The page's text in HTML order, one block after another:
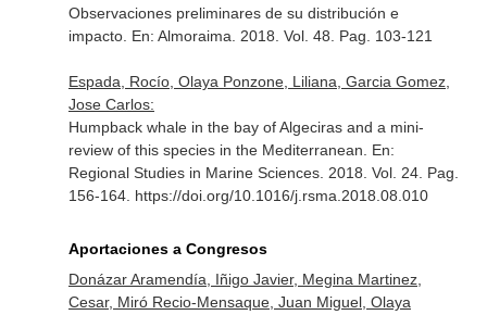
Observaciones preliminares de su distribución e
impacto. En: Almoraima . 2018. Vol. 48. Pag. 103-121
Espada, Rocío, Olaya Ponzone, Liliana, Garcia Gomez,
Jose Carlos:
Humpback whale in the bay of Algeciras and a mini-
review of this species in the Mediterranean. En:
Regional Studies in Marine Sciences. 2018. Vol. 24. Pag.
156-164. https://doi.org/10.1016/j.rsma.2018.08.010
Aportaciones a Congresos
Donázar Aramendía, Iñigo Javier, Megina Martinez,
Cesar, Miró Recio-Mensaque, Juan Miguel, Olaya